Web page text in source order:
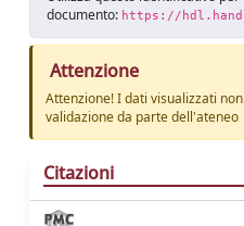
documento: https://
Attenzione
Attenzione! I dati visualizzati
validazione da parte dell'ateneo
Citazioni